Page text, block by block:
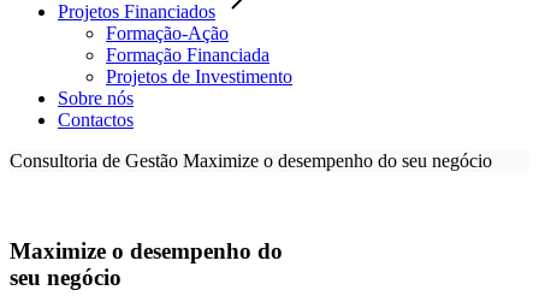
Projetos Financiados
Formação-Ação
Formação Financiada
Projetos de Investimento
Sobre nós
Contactos
Consultoria de Gestão Maximize o desempenho do seu negócio
Maximize o desempenho do
seu negócio